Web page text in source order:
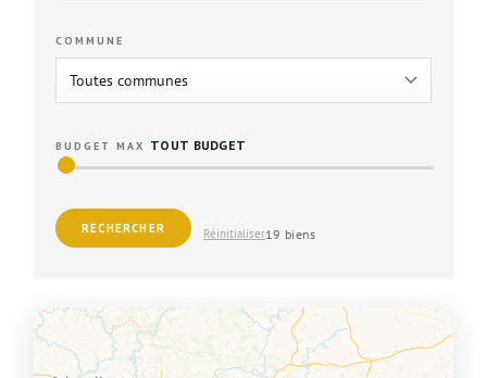
COMMUNE
BUDGET MAX TOUT BUDGET
RECHERCHER Réinitialiser19 biens